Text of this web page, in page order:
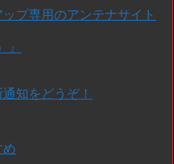
プ専用のアンテナサイト
知をどうぞ！